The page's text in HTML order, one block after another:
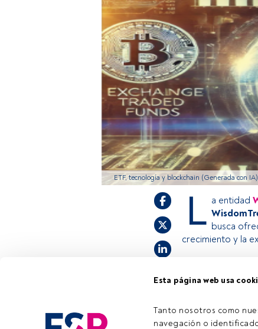
Esta página web usa
Tanto nosotros como
navegación o
ETF, tecnología y blockchain (Generada con IA)
L a entidad
busca
crecimiento y la
Este es un
invitamos a